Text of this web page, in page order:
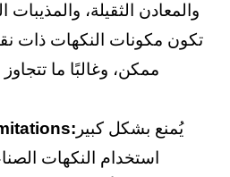
والمعادن الثقيلة،
تكون مكونات النكهات ذات
ممكن، وغالبًا ما
يُمنع بشكل كبير
استخدام النكهات